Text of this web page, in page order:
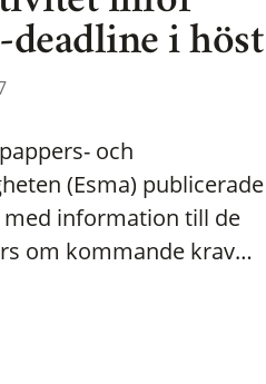
deadline i höst
och
(Esma) publicerade
information till de
om kommande krav…